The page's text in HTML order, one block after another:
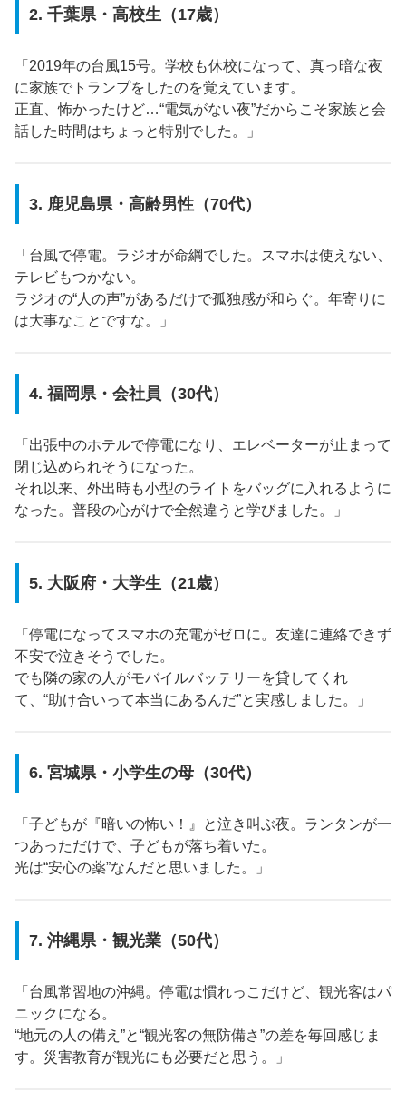
2. 千葉県・高校生（17歳）
「2019年の台風15号。学校も休校になって、真っ暗な夜
に家族でトランプをしたのを覚えています。
正直、怖かったけど…“電気がない夜”だからこそ家族と会
話した時間はちょっと特別でした。」
3. 鹿児島県・高齢男性（70代）
「台風で停電。ラジオが命綱でした。スマホは使えない、
テレビもつかない。
ラジオの“人の声”があるだけで孤独感が和らぐ。年寄りに
は大事なことですな。」
4. 福岡県・会社員（30代）
「出張中のホテルで停電になり、エレベーターが止まって
閉じ込められそうになった。
それ以来、外出時も小型のライトをバッグに入れるように
なった。普段の心がけで全然違うと学びました。」
5. 大阪府・大学生（21歳）
「停電になってスマホの充電がゼロに。友達に連絡できず
不安で泣きそうでした。
でも隣の家の人がモバイルバッテリーを貸してくれ
て、“助け合いって本当にあるんだ”と実感しました。」
6. 宮城県・小学生の母（30代）
「子どもが『暗いの怖い！』と泣き叫ぶ夜。ランタンが一
つあっただけで、子どもが落ち着いた。
光は“安心の薬”なんだと思いました。」
7. 沖縄県・観光業（50代）
「台風常習地の沖縄。停電は慣れっこだけど、観光客はパ
ニックになる。
“地元の人の備え”と“観光客の無防備さ”の差を毎回感じま
す。災害教育が観光にも必要だと思う。」